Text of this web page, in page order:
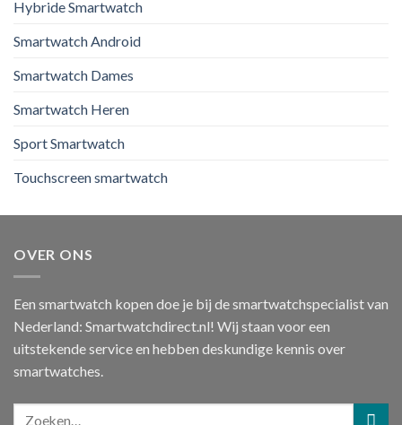
Hybride Smartwatch
Smartwatch Android
Smartwatch Dames
Smartwatch Heren
Sport Smartwatch
Touchscreen smartwatch
OVER ONS
Een smartwatch kopen doe je bij de smartwatchspecialist van
Nederland: Smartwatchdirect.nl! Wij staan voor een
uitstekende service en hebben deskundige kennis over
smartwatches.